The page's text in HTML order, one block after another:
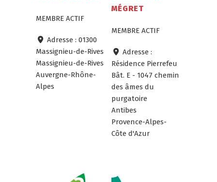
MEMBRE ACTIF
Adresse : 01300
Massignieu-de-Rives
Massignieu-de-Rives
Auvergne-Rhône-
Alpes
MÉGRET
MEMBRE ACTIF
Adresse :
Résidence Pierrefeu
Bât. E - 1047 chemin
des âmes du
purgatoire
Antibes
Provence-Alpes-
Côte d'Azur